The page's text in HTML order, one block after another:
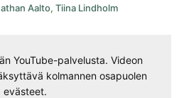
Aalto, Tiina Lindholm
YouTube-palvelusta. Videon
kolmannen osapuolen
evästeet.